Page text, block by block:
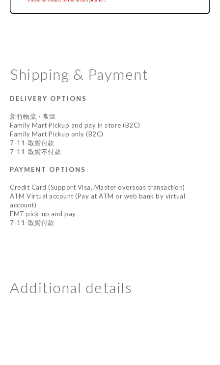
Shipping & Payment
DELIVERY OPTIONS
新竹物流 - 常溫
Family Mart Pickup and pay in store (B2C)
Family Mart Pickup only (B2C)
7-11-取貨付款
7-11-取貨不付款
PAYMENT OPTIONS
Credit Card (Support Visa, Master overseas transaction)
ATM Virtual account (Pay at ATM or web bank by virtual
account)
FMT pick-up and pay
7-11-取貨付款
Additional details